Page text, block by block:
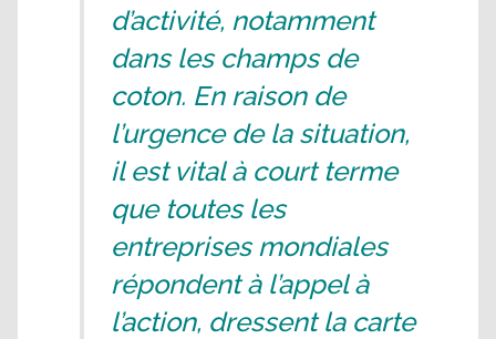
d’activité, notamment
dans les champs de
coton. En raison de
l’urgence de la situation,
il est vital à court terme
que toutes les
entreprises mondiales
répondent à l’appel à
l’action, dressent la carte